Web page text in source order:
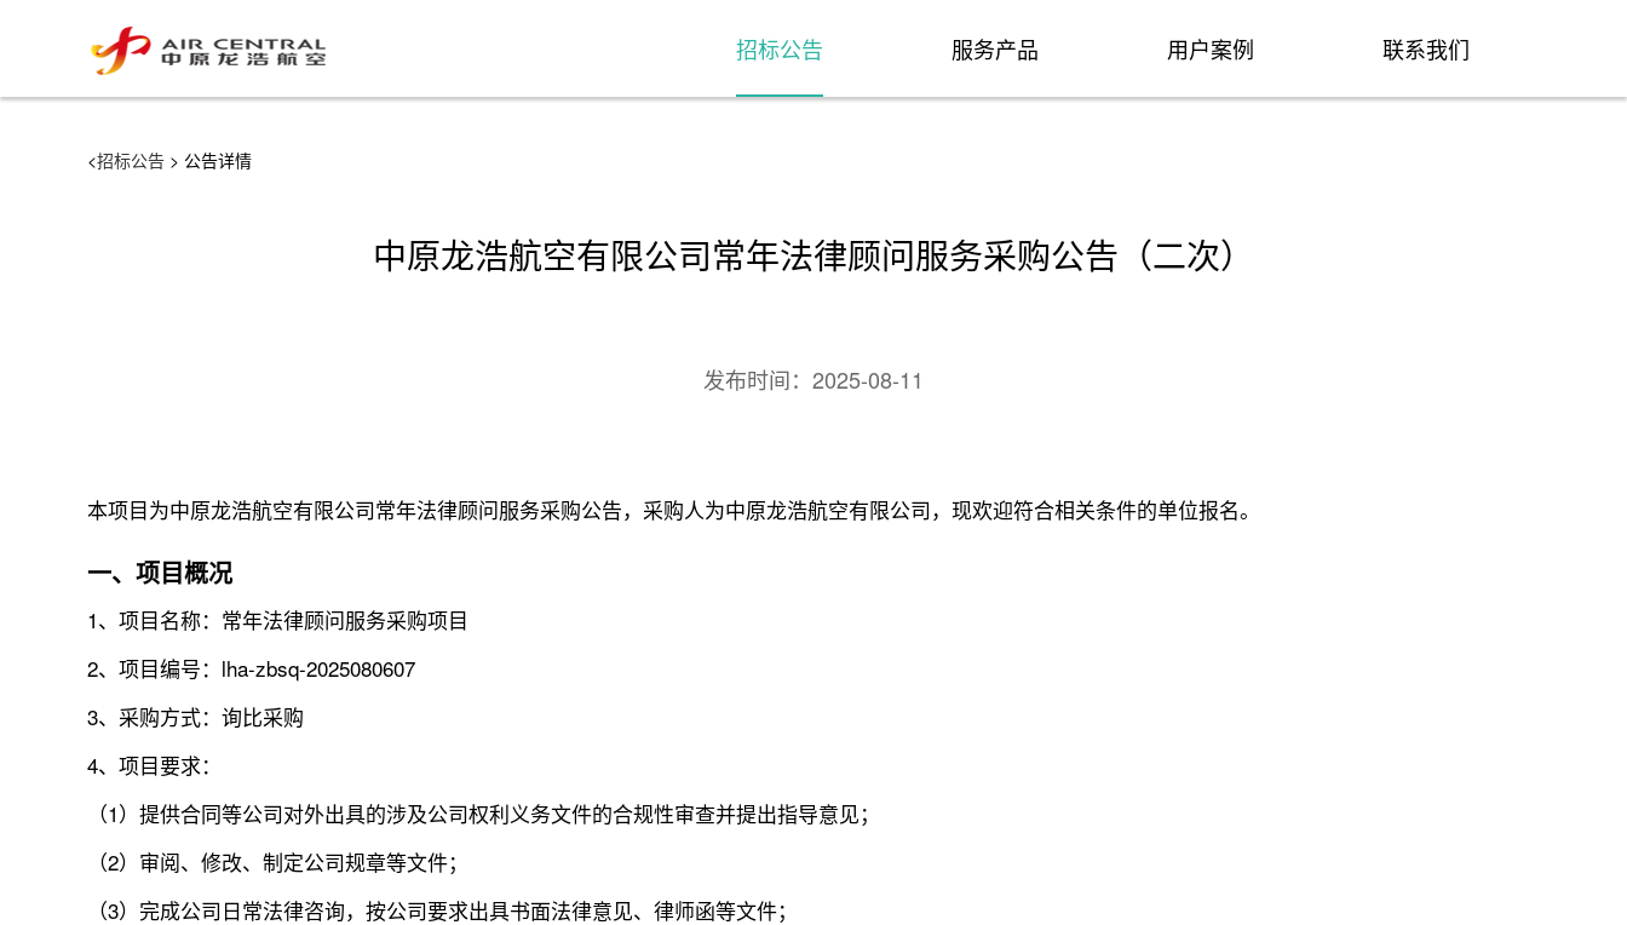
招标公告 服务产品 用户案例 联系我们
<招标公告 > 公告详情
中原龙浩航空有限公司常年法律顾问服务采购公告（二次）
发布时间： 2025-08-11
本项目为中原龙浩航空有限公司常年法律顾问服务采购公告，采购人为中原龙浩航空有限公司，现欢迎符合相关条件的单位报名。
一、项目概况
1、项目名称：常年法律顾问服务采购项目
2、项目编号：lha-zbsq-2025080607
3、采购方式：询比采购
4、项目要求：
（1）提供合同等公司对外出具的涉及公司权利义务文件的合规性审查并提出指导意见；
（2）审阅、修改、制定公司规章等文件；
（3）完成公司日常法律咨询，按公司要求出具书面法律意见、律师函等文件；